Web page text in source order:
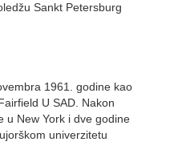
Sankt Petersburg
1961. godine kao
U SAD. Nakon
u New York i dve godine
univerzitetu